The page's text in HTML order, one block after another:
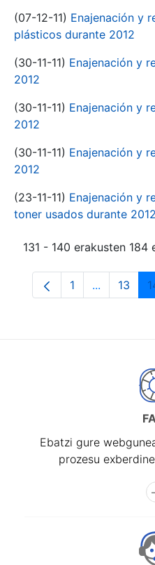
(07-12-11) Enajenación y
plásticos durante 2012
(30-11-11) Enajenación y
2012
(30-11-11) Enajenación y
2012
(30-11-11) Enajenación y
2012
(23-11-11) Enajenación y
toner usados durante 2012
131 - 140 erakusten 184
Orrialdea
1 ... 13
Ebatzi gure
prozesu